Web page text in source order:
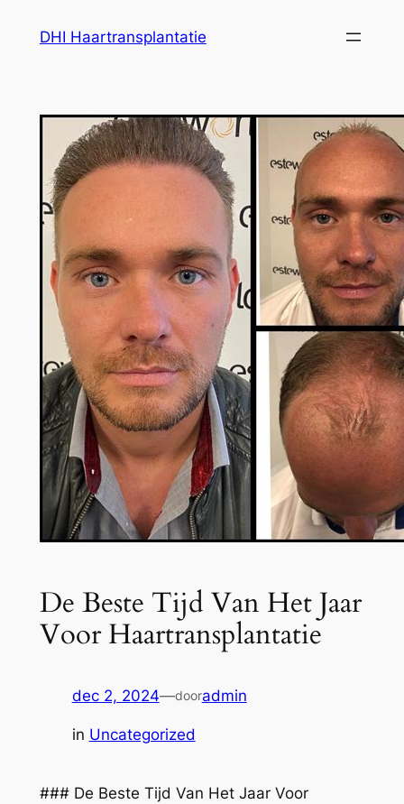
DHI Haartransplantatie
De Beste Tijd Van Het Jaar
Voor Haartransplantatie
dec 2, 2024—dooradmin
in Uncategorized
### De Beste Tijd Van Het Jaar Voor